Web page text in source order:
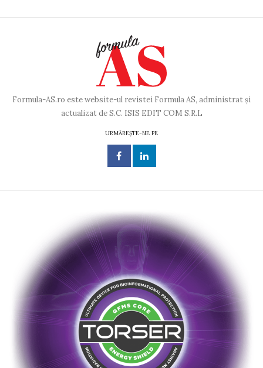
Formula-AS.ro este website-ul revistei Formula AS, administrat și
actualizat de S.C. ISIS EDIT COM S.R.L
URMĂREȘTE-NE PE